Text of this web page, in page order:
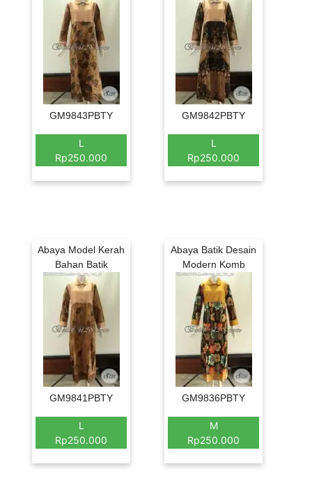
GM9843PBTY
L
Rp250.000
GM9842PBTY
L
Rp250.000
Abaya Model Kerah
Bahan Batik
GM9841PBTY
L
Rp250.000
Abaya Batik Desain
Modern Komb
GM9836PBTY
M
Rp250.000